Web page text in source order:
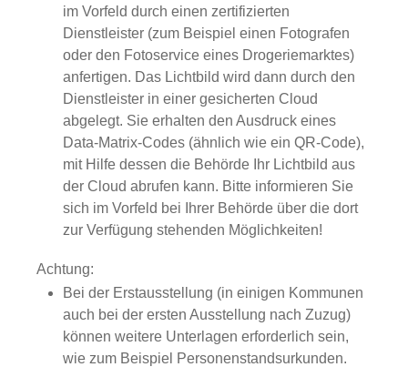
im Vorfeld durch einen zertifizierten
Dienstleister (zum Beispiel einen Fotografen
oder den Fotoservice eines Drogeriemarktes)
anfertigen. Das Lichtbild wird dann durch den
Dienstleister in einer gesicherten Cloud
abgelegt. Sie erhalten den Ausdruck eines
Data-Matrix-Codes (ähnlich wie ein QR-Code),
mit Hilfe dessen die Behörde Ihr Lichtbild aus
der Cloud abrufen kann. Bitte informieren Sie
sich im Vorfeld bei Ihrer Behörde über die dort
zur Verfügung stehenden Möglichkeiten!
Achtung:
Bei der Erstausstellung (in einigen Kommunen
auch bei der ersten Ausstellung nach Zuzug)
können weitere Unterlagen erforderlich sein,
wie zum Beispiel Personenstandsurkunden.